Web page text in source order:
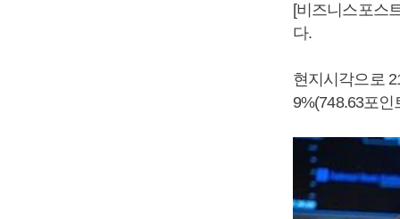
[비즈니스포스
다.
현지시각으로
9%(748.63포